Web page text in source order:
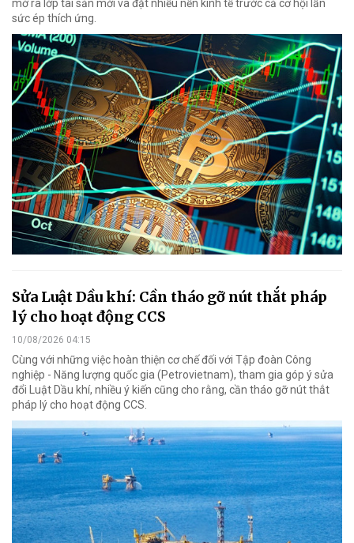
mở ra lớp tài sản mới và đặt nhiều nền kinh tế trước cả cơ hội lẫn
sức ép thích ứng.
Sửa Luật Dầu khí: Cần tháo gỡ nút thắt pháp
lý cho hoạt động CCS
10/08/2026 04:15
Cùng với những việc hoàn thiện cơ chế đối với Tập đoàn Công
nghiệp - Năng lượng quốc gia (Petrovietnam), tham gia góp ý sửa
đổi Luật Dầu khí, nhiều ý kiến cũng cho rằng, cần tháo gỡ nút thắt
pháp lý cho hoạt động CCS.